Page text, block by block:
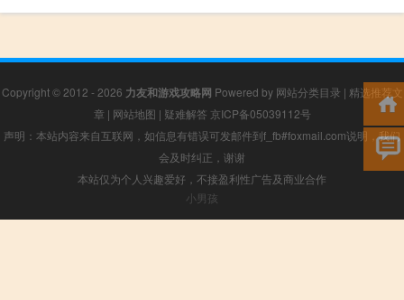
Copyright © 2012 - 2026 力友和游戏攻略网 Powered by 网站分类目录 | 精选推荐文
章 | 网站地图 | 疑难解答 京ICP备05039112号
声明：本站内容来自互联网，如信息有错误可发邮件到f_fb#foxmail.com说明，我们
会及时纠正，谢谢
本站仅为个人兴趣爱好，不接盈利性广告及商业合作
小男孩